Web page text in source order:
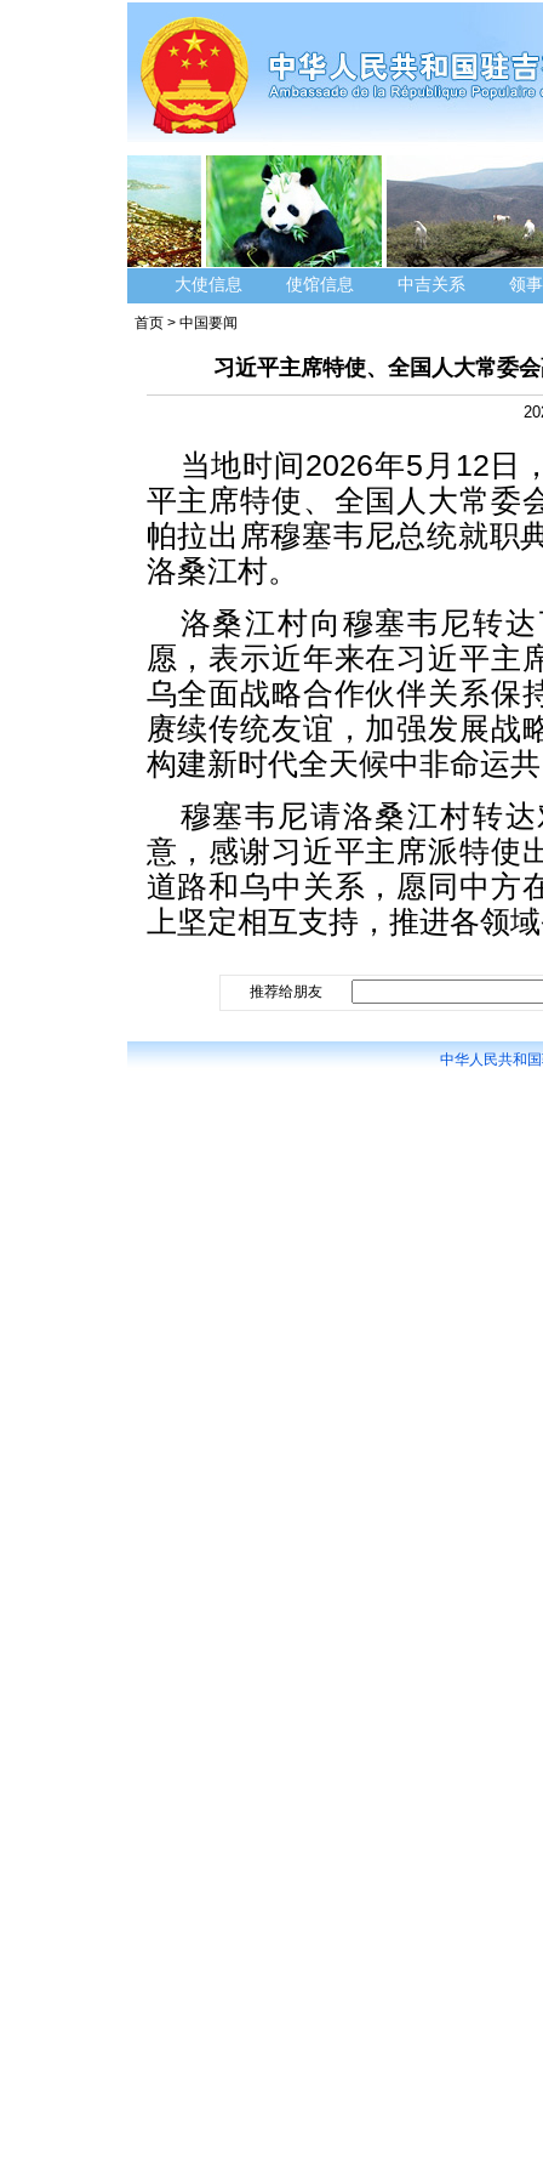
大使信息 使馆信息 中吉关系 领
首页 > 中国要闻
习近平主席特使、全国人大常委
当地时间2026年5月12日
平主席特使、全国人大常委
帕拉出席穆塞韦尼总统就职
洛桑江村。
洛桑江村向穆塞韦尼转
愿，表示近年来在习近平主
乌全面战略合作伙伴关系保
赓续传统友谊，加强发展战
构建新时代全天候中非命运
穆塞韦尼请洛桑江村转
意，感谢习近平主席派特使
道路和乌中关系，愿同中方
上坚定相互支持，推进各领
推荐给朋友
中华人民共和